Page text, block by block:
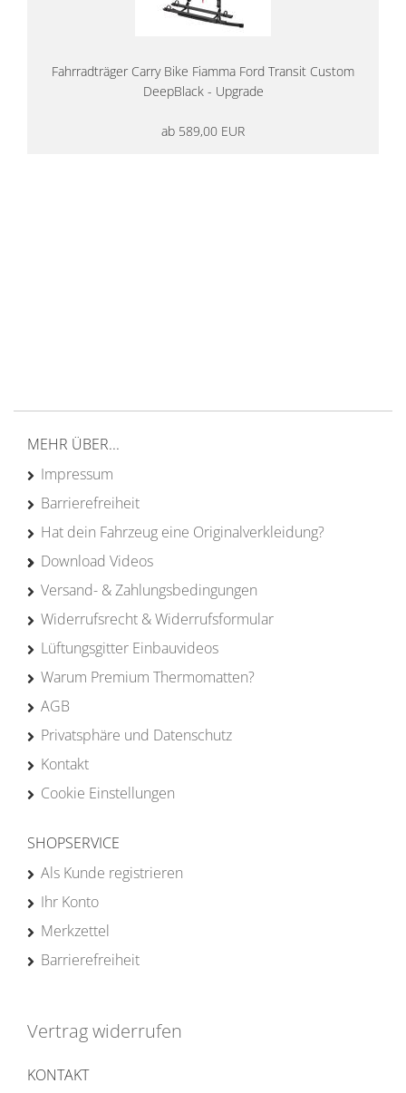
Fahrradträger Carry Bike Fiamma Ford Transit Custom
DeepBlack - Upgrade
ab 589,00 EUR
MEHR ÜBER...
Impressum
Barrierefreiheit
Hat dein Fahrzeug eine Originalverkleidung?
Download Videos
Versand- & Zahlungsbedingungen
Widerrufsrecht & Widerrufsformular
Lüftungsgitter Einbauvideos
Warum Premium Thermomatten?
AGB
Privatsphäre und Datenschutz
Kontakt
Cookie Einstellungen
SHOPSERVICE
Als Kunde registrieren
Ihr Konto
Merkzettel
Barrierefreiheit
Vertrag widerrufen
KONTAKT